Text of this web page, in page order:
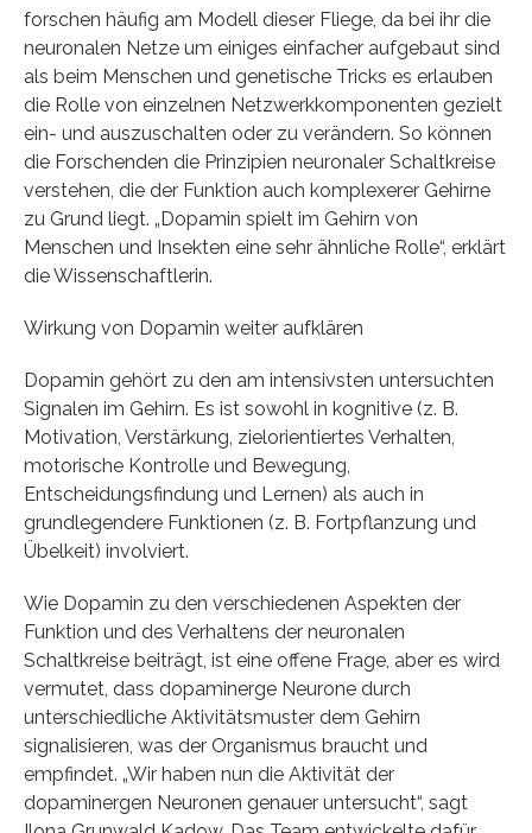
forschen häufig am Modell dieser Fliege, da bei ihr die
neuronalen Netze um einiges einfacher aufgebaut sind
als beim Menschen und genetische Tricks es erlauben
die Rolle von einzelnen Netzwerkkomponenten gezielt
ein- und auszuschalten oder zu verändern. So können
die Forschenden die Prinzipien neuronaler Schaltkreise
verstehen, die der Funktion auch komplexerer Gehirne
zu Grund liegt. „Dopamin spielt im Gehirn von
Menschen und Insekten eine sehr ähnliche Rolle“, erklärt
die Wissenschaftlerin.
Wirkung von Dopamin weiter aufklären
Dopamin gehört zu den am intensivsten untersuchten
Signalen im Gehirn. Es ist sowohl in kognitive (z. B.
Motivation, Verstärkung, zielorientiertes Verhalten,
motorische Kontrolle und Bewegung,
Entscheidungsfindung und Lernen) als auch in
grundlegendere Funktionen (z. B. Fortpflanzung und
Übelkeit) involviert.
Wie Dopamin zu den verschiedenen Aspekten der
Funktion und des Verhaltens der neuronalen
Schaltkreise beiträgt, ist eine offene Frage, aber es wird
vermutet, dass dopaminerge Neurone durch
unterschiedliche Aktivitätsmuster dem Gehirn
signalisieren, was der Organismus braucht und
empfindet. „Wir haben nun die Aktivität der
dopaminergen Neuronen genauer untersucht“, sagt